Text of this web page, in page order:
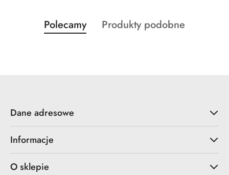
Pomiń karuzelę produktów
Produkty
o
Polecamy
Produkty
Produkty podobne
Dane adresowe
Informacje
O sklepie